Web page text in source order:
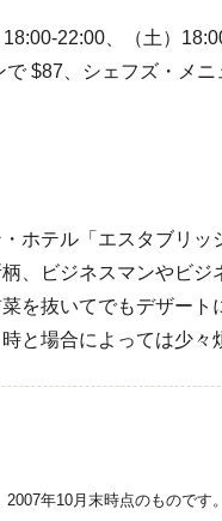
22:00、（土）
$87、シェフズ・メ
ホテル「エスタブリ
、ビジネスマンやビ
を抜いてでもデザー
と場合によっては少々
年10月末時点のもので